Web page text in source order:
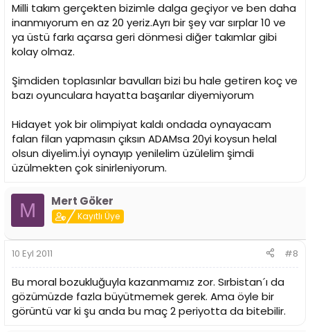
Milli takım gerçekten bizimle dalga geçiyor ve ben daha
inanmıyorum en az 20 yeriz.Ayrı bir şey var sırplar 10 ve
ya üstü farkı açarsa geri dönmesi diğer takımlar gibi
kolay olmaz.
Şimdiden toplasınlar bavulları bizi bu hale getiren koç ve
bazı oyunculara hayatta başarılar diyemiyorum
Hidayet yok bir olimpiyat kaldı ondada oynayacam
falan filan yapmasın çıksın ADAMsa 20yi koysun helal
olsun diyelim.İyi oynayıp yenilelim üzülelim şimdi
üzülmekten çok sinirleniyorum.
M Mert Göker
Kayıtlı Üye
10 Eyl 2011 #8
Bu moral bozukluğuyla kazanmamız zor. Sırbistan´ı da
gözümüzde fazla büyütmemek gerek. Ama öyle bir
görüntü var ki şu anda bu maç 2 periyotta da bitebilir.